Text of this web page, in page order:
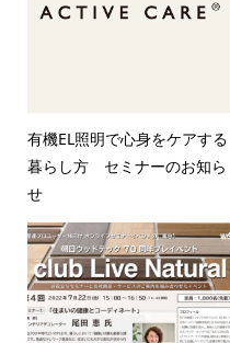
有機EL照明で心身をケアする
暮らし方 セミナーのお知ら
せ